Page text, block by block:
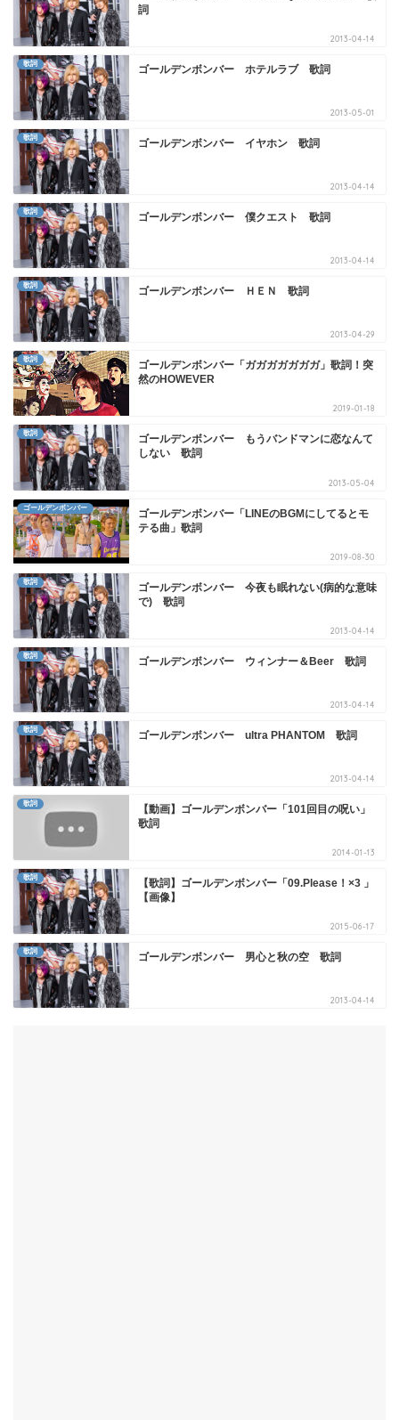
詞
2013-04-14
歌詞 ゴールデンボンバー ホテルラブ 歌詞
2013-05-01
歌詞 ゴールデンボンバー イヤホン 歌詞
2013-04-14
歌詞 ゴールデンボンバー 僕クエスト 歌詞
2013-04-14
歌詞 ゴールデンボンバー ＨＥＮ 歌詞
2013-04-29
歌詞
ゴールデンボンバー「ガガガガガガガ」歌詞！突
然のHOWEVER
2019-01-18
歌詞
ゴールデンボンバー もうバンドマンに恋なんて
しない 歌詞
2013-05-04
ゴールデンボンバー
ゴールデンボンバー「LINEのBGMにしてるとモ
テる曲」歌詞
2019-08-30
歌詞
ゴールデンボンバー 今夜も眠れない(病的な意味
で) 歌詞
2013-04-14
歌詞 ゴールデンボンバー ウィンナー＆Beer 歌詞
2013-04-14
歌詞 ゴールデンボンバー ultra PHANTOM 歌詞
2013-04-14
歌詞
【動画】ゴールデンボンバー「101回目の呪い」
歌詞
2014-01-13
歌詞
【歌詞】ゴールデンボンバー「09.Please！×3 」
【画像】
2015-06-17
歌詞 ゴールデンボンバー 男心と秋の空 歌詞
2013-04-14